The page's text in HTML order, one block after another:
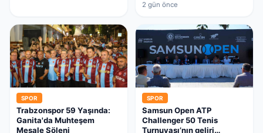
2 gün önce
SPOR
Trabzonspor 59 Yaşında:
Ganita'da Muhteşem
Meşale Şöleni
SPOR
Samsun Open ATP
Challenger 50 Tenis
Turnuvası’nın geliri